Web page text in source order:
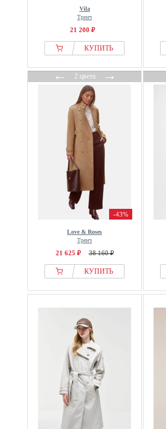
Vila
Тренч
21 200 ₽
КУПИТЬ
←2 цвета→
-43%
Love & Roses
Тренч
21 625 ₽ 38 160 ₽
КУПИТЬ